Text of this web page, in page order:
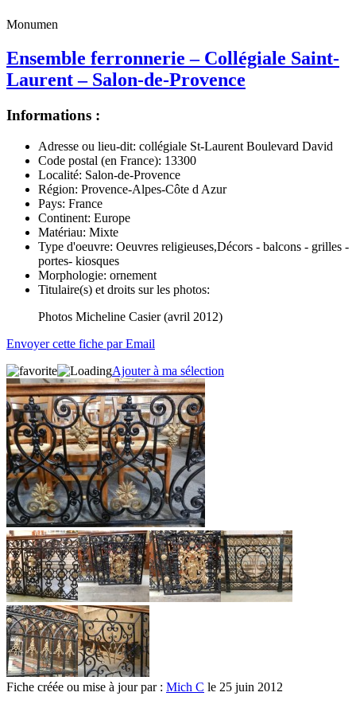
Monumen
Ensemble ferronnerie – Collégiale Saint-
Laurent – Salon-de-Provence
Informations :
Adresse ou lieu-dit: collégiale St-Laurent Boulevard David
Code postal (en France): 13300
Localité: Salon-de-Provence
Région: Provence-Alpes-Côte d Azur
Pays: France
Continent: Europe
Matériau: Mixte
Type d'oeuvre: Oeuvres religieuses,Décors - balcons - grilles -
portes- kiosques
Morphologie: ornement
Titulaire(s) et droits sur les photos:
Photos Micheline Casier (avril 2012)
Envoyer cette fiche par Email
Ajouter à ma sélection
Fiche créée ou mise à jour par : Mich C le 25 juin 2012